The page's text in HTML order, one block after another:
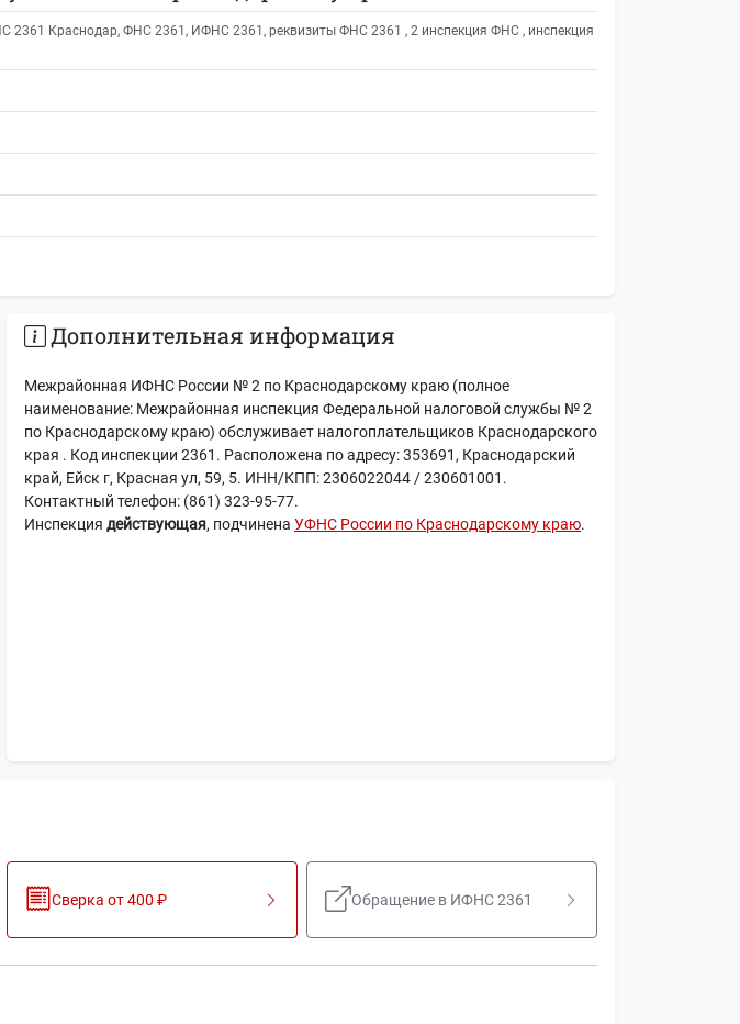
Краснодар, ФНС 2361, ИФНС 2361, реквизиты ФНС 2361 , 2 инспекция ФНС , инспекция
Дополнительная информация
Межрайонная ИФНС России № 2 по Краснодарскому краю (полное
наименование: Межрайонная инспекция Федеральной налоговой службы № 2
по Краснодарскому краю) обслуживает налогоплательщиков Краснодарского
края . Код инспекции 2361. Расположена по адресу: 353691, Краснодарский
край, Ейск г, Красная ул, 59, 5. ИНН/КПП: 2306022044 / 230601001.
Контактный телефон: (861) 323-95-77.
Инспекция действующая, подчинена УФНС России по Краснодарскому краю.
Сверка от 400 ₽ Обращение в ИФНС 2361